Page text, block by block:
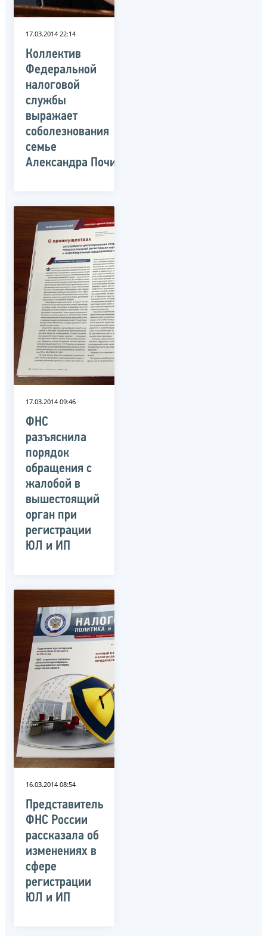
17.03.2014 22:14
Коллектив
Федеральной
налоговой
службы
выражает
соболезнования
семье
Александра Починка
17.03.2014 09:46
ФНС
разъяснила
порядок
обращения с
жалобой в
вышестоящий
орган при
регистрации
ЮЛ и ИП
16.03.2014 08:54
Представитель
ФНС России
рассказала об
изменениях в
сфере
регистрации
ЮЛ и ИП